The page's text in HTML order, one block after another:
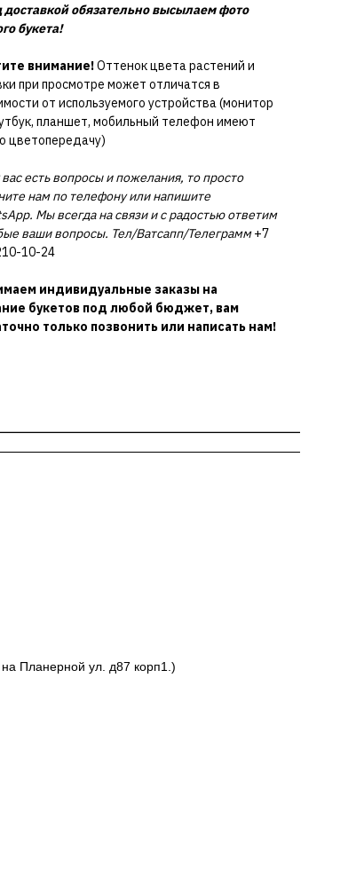
доставкой обязательно высылаем фото
букета!
внимание!Оттенок цвета растений и
при просмотре может отличатся в
от используемого устройства (монитор
планшет, мобильный телефон имеют
цветопередачу)
вас есть вопросы и пожелания, то просто
нам по телефону или напишите
Мы всегда на связи и с радостью ответим
ваши вопросы. Тел/Ватсапп/Телеграмм+7
10-24
индивидуальные заказы на
букетов под любой бюджет, вам
только позвонить или написать нам!
Планерной ул. д87 корп1.)